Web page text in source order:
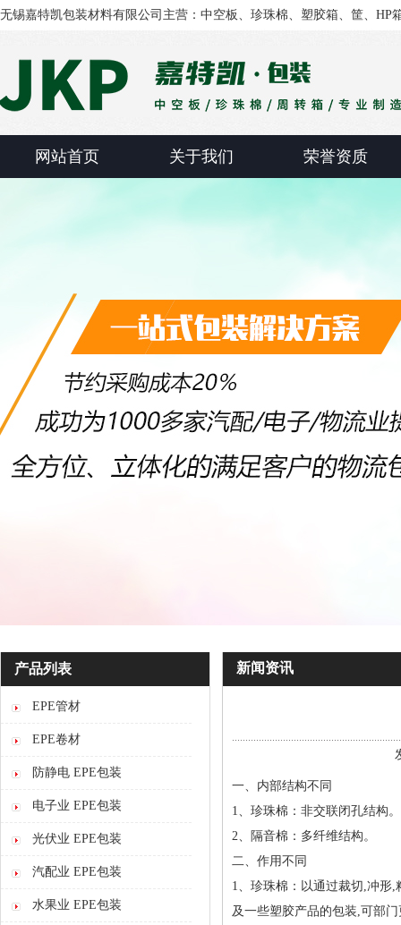
无锡嘉特凯包装材料有限公司主营：中空板、珍珠棉、塑胶箱、筐、
网站首页 关于我们 荣誉资质
产品列表
EPE管材
EPE卷材
防静电 EPE包装
电子业 EPE包装
光伏业 EPE包装
汽配业 EPE包装
水果业 EPE包装
新闻资讯
一、内部结构不同
1、珍珠棉：非交联闭孔结构。
2、隔音棉：多纤维结构。
二、作用不同
1、珍珠棉：以通过裁切,冲形
及一些塑胶产品的包装,可部